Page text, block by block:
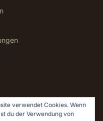
verwendet Cookies. Wenn
du der Verwendung von